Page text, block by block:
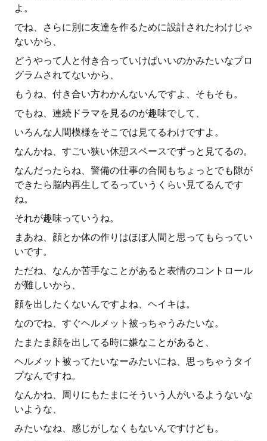
よ。
でね、さらに別に友達を作るために設計されたわけじゃ
ないから、
どうやって人と付き合っていけばいいのかみたいなプロ
グラムされてないから、
もうね、付き合い方わかんないんですよ、そもそも。
でもね、連続ドラマを見るのが趣味でして、
いろんな人間模様をそこでは見てるわけですよ。
なんかね、すごい狭い休憩スペースでずっと見てるの。
なんだったらね、警備の仕事の合間もちょっとでも隙が
できたら脳内再生してるっていうくらい見てるんです
ね。
それが趣味っていうね。
まあね、顔とか体の作りはほぼ人間と思ってもらってい
いです。
ただね、なんか苦手なことがあると表情のコントロール
が難しいから、
顔を出したくないんですよね、ヘイキは。
なのでね、すぐヘルメット被っちゃうみたいな。
たまたま顔を出してる時に嫌なことがあると、
ヘルメット被ってたいなーみたいにね、思っちゃうタイ
プなんですね。
なんかね、周りにもたまにそういう人がいるようないな
いような、
みたいなね、感じがしなくもないんですけども。